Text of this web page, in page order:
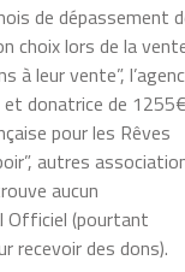
de dépassement
choix lors de la
à leur vente”,
et donatrice de 1255€
pour les Rêves
autres
aucun
Officiel (pourtant
recevoir des dons).